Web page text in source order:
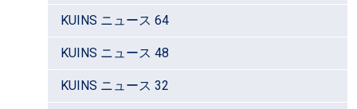
KUINS ニュース 64
KUINS ニュース 48
KUINS ニュース 32